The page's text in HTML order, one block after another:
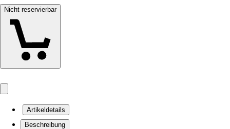
Nicht reservierbar
Artikeldetails
Beschreibung